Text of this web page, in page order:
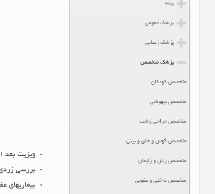
ویزیت بعد
بررسی
بیماریهای
بیمه
پزشک عمومی
پزشک زیبایی
پزشک متخصص
متخصص کودکان
متخصص بیهوشی
متخصص جراحی رشت
متخصص گوش و حلق و بینی
متخصص زنان و زایمان
متخصص داخلی و عفونی